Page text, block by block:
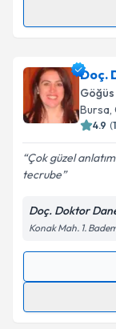
takvim
E-posta
Doç.
Göğüs
Bursa,
4.9 (
Çok güzel
tecrube
Doç. Doktor
Konak Mah. 1.
Randevu